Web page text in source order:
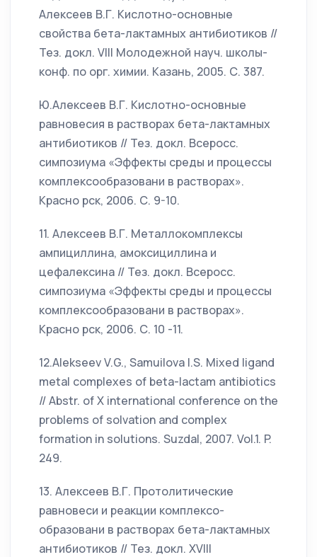
Алексеев В.Г. Кислотно-основные
свойства бета-лактамных антибиотиков //
Тез. докл. VIII Молодежной науч. школы-
конф. по орг. химии. Казань, 2005. С. 387.
Ю.Алексеев В.Г. Кислотно-основные
равновесия в растворах бета-лактамных
антибиотиков // Тез. докл. Всеросс.
симпозиума «Эффекты среды и процессы
комплексообразовани в растворах».
Красно рск, 2006. С. 9-10.
11. Алексеев В.Г. Металлокомплексы
ампициллина, амоксициллина и
цефалексина // Тез. докл. Всеросс.
симпозиума «Эффекты среды и процессы
комплексообразовани в растворах».
Красно рск, 2006. С. 10 -11.
12.Alekseev V.G., Samuilova I.S. Mixed ligand
metal complexes of beta-lactam antibiotics
// Abstr. of X international conference on the
problems of solvation and complex
formation in solutions. Suzdal, 2007. Vol.1. P.
249.
13. Алексеев В.Г. Протолитические
равновеси и реакции комплексо-
образовани в растворах бета-лактамных
антибиотиков // Тез. докл. XVIII